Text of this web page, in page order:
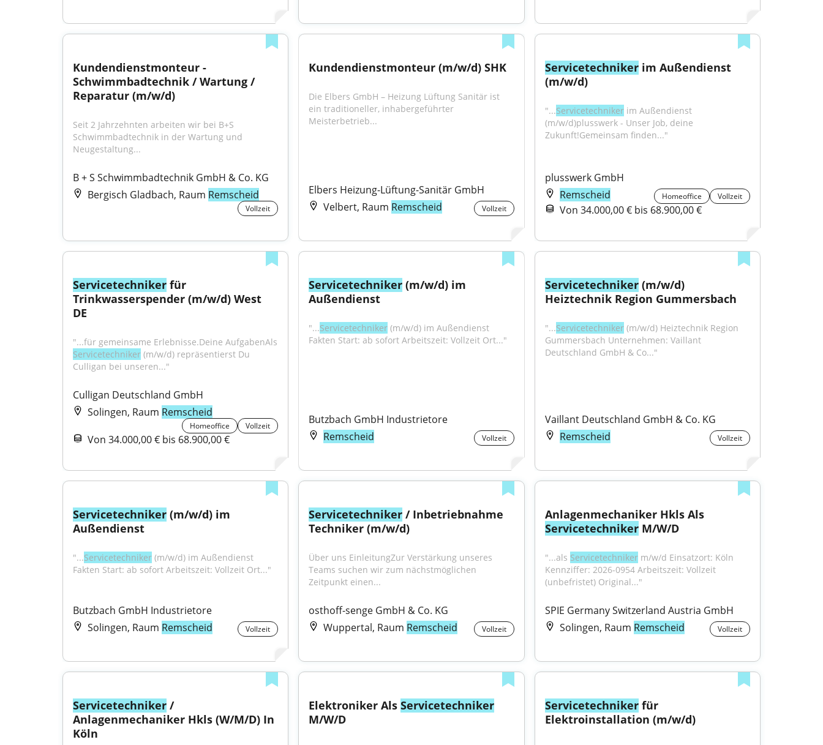
Kundendienstmonteur -
Schwimmbadtechnik / Wartung /
Reparatur (m/w/d)
Seit 2 Jahrzehnten arbeiten wir bei B+S
Schwimmbadtechnik in der Wartung und
Neugestaltung...
B + S Schwimmbadtechnik GmbH & Co. KG
Bergisch Gladbach, Raum Remscheid
Vollzeit
Kundendienstmonteur (m/w/d) SHK
Die Elbers GmbH – Heizung Lüftung Sanitär ist
ein traditioneller, inhabergeführter
Meisterbetrieb...
Elbers Heizung-Lüftung-Sanitär GmbH
Velbert, Raum Remscheid Vollzeit
Servicetechniker im Außendienst
(m/w/d)
"...Servicetechniker im Außendienst
(m/w/d)plusswerk - Unser Job, deine
Zukunft!Gemeinsam finden..."
plusswerk GmbH
Remscheid
Homeoffice Vollzeit
Von 34.000,00 € bis 68.900,00 €
Servicetechniker für
Trinkwasserspender (m/w/d) West
DE
Servicetechniker (m/w/d) repräsentierst Du
Culligan bei unseren..."
Culligan Deutschland GmbH
Solingen, Raum Remscheid
Homeoffice Vollzeit
Von 34.000,00 € bis 68.900,00 €
Servicetechniker (m/w/d) im
Außendienst
"...Servicetechniker (m/w/d) im Außendienst
Fakten Start: ab sofort Arbeitszeit: Vollzeit Ort..."
Butzbach GmbH Industrietore
Remscheid
Vollzeit
Servicetechniker (m/w/d)
Heiztechnik Region Gummersbach
"...Servicetechniker (m/w/d) Heiztechnik Region
Gummersbach Unternehmen: Vaillant
Deutschland GmbH & Co..."
Vaillant Deutschland GmbH & Co. KG
Remscheid
Vollzeit
Servicetechniker (m/w/d) im
Außendienst
"...Servicetechniker (m/w/d) im Außendienst
Fakten Start: ab sofort Arbeitszeit: Vollzeit Ort..."
Butzbach GmbH Industrietore
Solingen, Raum Remscheid Vollzeit
Servicetechniker / Inbetriebnahme
Techniker (m/w/d)
Über uns EinleitungZur Verstärkung unseres
Teams suchen wir zum nächstmöglichen
Zeitpunkt einen...
osthoff-senge GmbH & Co. KG
Wuppertal, Raum Remscheid Vollzeit
Anlagenmechaniker Hkls Als
Servicetechniker M/W/D
"...als Servicetechniker m/w/d Einsatzort: Köln
Kennziffer: 2026-0954 Arbeitszeit: Vollzeit
(unbefristet) Original..."
SPIE Germany Switzerland Austria GmbH
Solingen, Raum Remscheid Vollzeit
Servicetechniker /
Anlagenmechaniker Hkls (W/M/D) In
Köln
Elektroniker Als Servicetechniker
M/W/D
Servicetechniker für
Elektroinstallation (m/w/d)